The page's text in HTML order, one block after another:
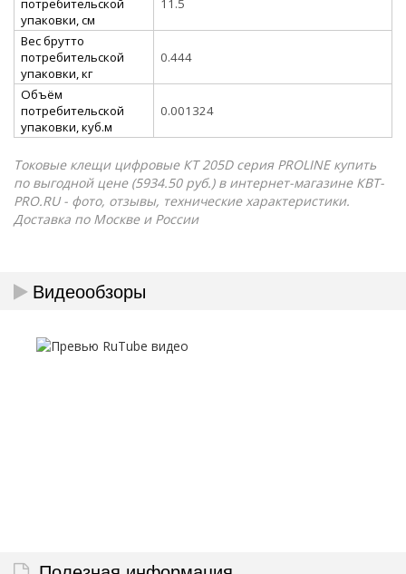
потребительской
упаковки, см
11.5
Вес брутто
потребительской
упаковки, кг
0.444
Объём
потребительской
упаковки, куб.м
0.001324
Токовые клещи цифровые КТ 205D серия PROLINE купить
по выгодной цене (5934.50 руб.) в интернет-магазине КВТ-
PRO.RU - фото, отзывы, технические характеристики.
Доставка по Москве и России
Видеообзоры